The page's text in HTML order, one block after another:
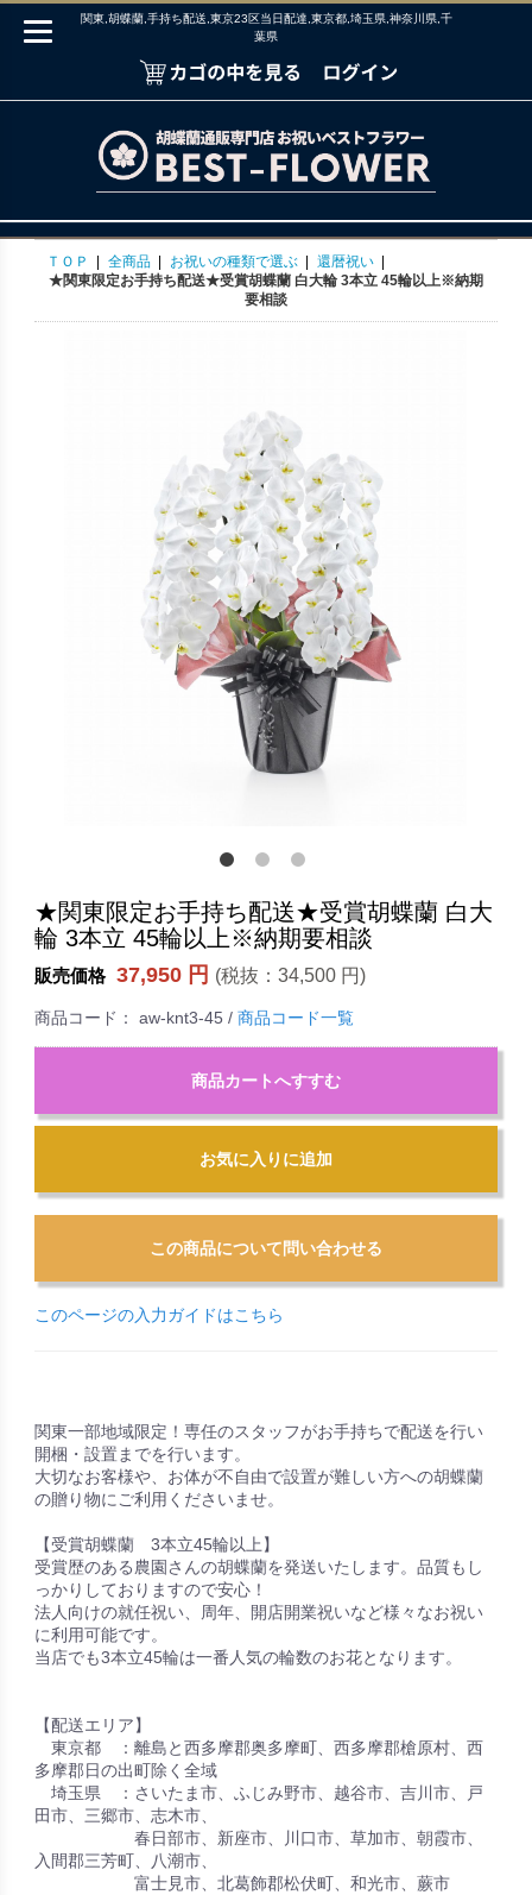
関東,胡蝶蘭,手持ち配送,東京23区当日配達,東京都,埼玉県,神奈川県,千
葉県
ＴＯＰ 全商品 お祝いの種類で選ぶ 還暦祝い
★関東限定お手持ち配送★受賞胡蝶蘭 白大輪 3本立 45輪以上※納期
要相談
★関東限定お手持ち配送★受賞胡蝶蘭 白大
輪 3本立 45輪以上※納期要相談
販売価格 37,950 円 (税抜： 34,500 円)
商品コード： aw-knt3-45 / 商品コード一覧
商品カートへすすむ
お気に入りに追加
このページの入力ガイドはこちら
関東一部地域限定！専任のスタッフがお手持ちで配送を行い
開梱・設置までを行います。
大切なお客様や、お体が不自由で設置が難しい方への胡蝶蘭
の贈り物にご利用くださいませ。
【受賞胡蝶蘭 3本立45輪以上】
受賞歴のある農園さんの胡蝶蘭を発送いたします。品質もし
っかりしておりますので安心！
法人向けの就任祝い、周年、開店開業祝いなど様々なお祝い
に利用可能です。
当店でも3本立45輪は一番人気の輪数のお花となります。
【配送エリア】
東京都 ：離島と西多摩郡奥多摩町、西多摩郡槍原村、西
多摩郡日の出町除く全域
埼玉県 ：さいたま市、ふじみ野市、越谷市、吉川市、戸
田市、三郷市、志木市、
春日部市、新座市、川口市、草加市、朝霞市、
入間郡三芳町、八潮市、
富士見市、北葛飾郡松伏町、和光市、蕨市